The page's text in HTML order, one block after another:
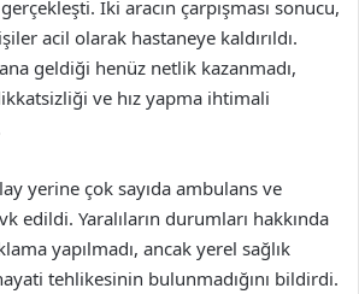
İki aracın çarpışması sonucu,
acil olarak hastaneye kaldırıldı.
geldiği henüz netlik kazanmadı,
ve hız yapma ihtimali
yerine çok sayıda ambulans ve
edildi. Yaralıların durumları hakkında
yapılmadı, ancak yerel sağlık
tehlikesinin bulunmadığını bildirdi.